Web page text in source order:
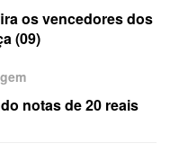
os vencedores dos
(09)
notas de 20 reais